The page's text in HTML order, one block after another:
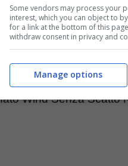
contiene 5€ di traffico.
Wind Senza Scatto
Some vendors may process your
interest, which you can object to
for a link at the bottom of this
withdraw consent in privacy and
Manage options